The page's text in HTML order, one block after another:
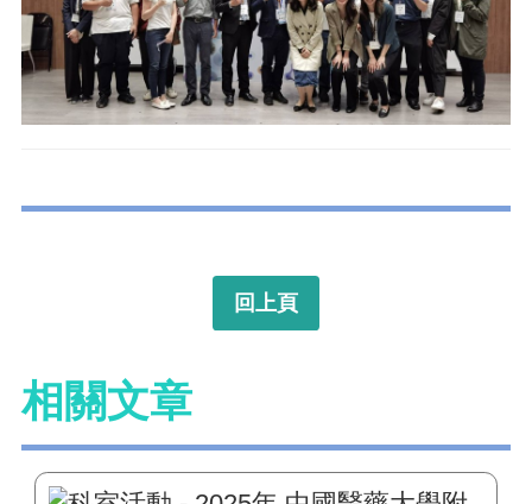
回上頁
相關文章